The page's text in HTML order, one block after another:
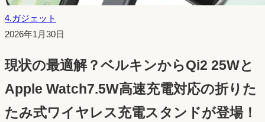
4.ガジェット
投
日：
2026年1月30日
現状の最適解？ベルキンからQi2 25Wと
Apple Watch7.5W高速充電対応の折りた
たみ式ワイヤレス充電スタンドが登場！